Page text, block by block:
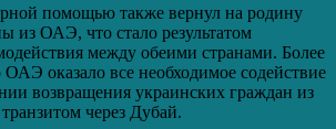
помощью также вернул на родину
из ОАЭ, что стало результатом
между обеими странами. Более
ОАЭ оказало все необходимое содействие
возвращения украинских граждан из
через Дубай.